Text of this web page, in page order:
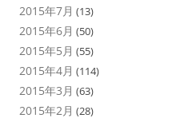
2015年7月 (13)
2015年6月 (50)
2015年5月 (55)
2015年4月 (114)
2015年3月 (63)
2015年2月 (28)